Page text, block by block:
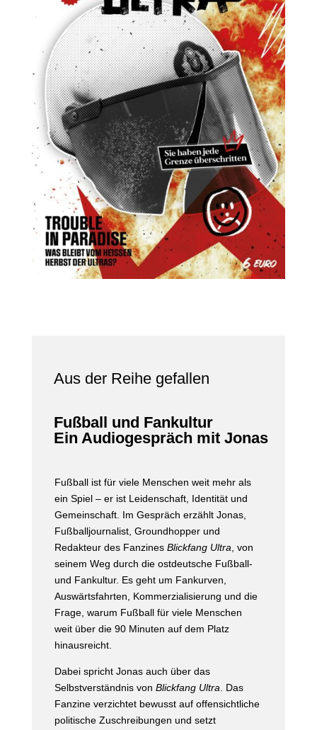
Aus der Reihe gefallen
Fußball und Fankultur
Ein Audiogespräch mit Jonas
Fußball ist für viele Menschen weit mehr als
ein Spiel – er ist Leidenschaft, Identität und
Gemeinschaft. Im Gespräch erzählt Jonas,
Fußballjournalist, Groundhopper und
Redakteur des Fanzines Blickfang Ultra , von
seinem Weg durch die ostdeutsche Fußball-
und Fankultur. Es geht um Fankurven,
Auswärtsfahrten, Kommerzialisierung und die
Frage, warum Fußball für viele Menschen
weit über die 90 Minuten auf dem Platz
hinausreicht.
Dabei spricht Jonas auch über das
Selbstverständnis von Blickfang Ultra . Das
Fanzine verzichtet bewusst auf offensichtliche
politische Zuschreibungen und setzt